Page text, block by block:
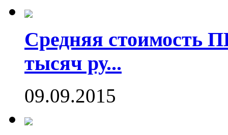
Средняя стоимость
тысяч ру...
09.09.2015